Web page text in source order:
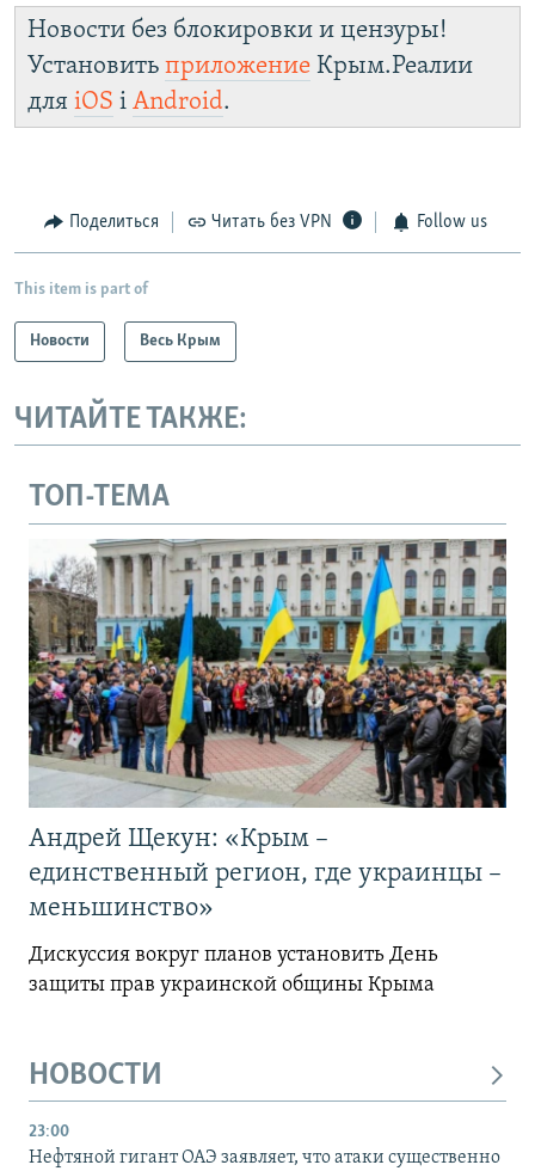
Новости без блокировки и цензуры!
Установить приложение Крым.Реалии
для iOS і Android.
Поделиться Читать без VPN Follow us
This item is part of
Новости Весь Крым
ЧИТАЙТЕ ТАКЖЕ:
ТОП-ТЕМА
Андрей Щекун: «Крым –
единственный регион, где украинцы –
меньшинство»
Дискуссия вокруг планов установить День
защиты прав украинской общины Крыма
НОВОСТИ
23:00
Нефтяной гигант ОАЭ заявляет, что атаки существенно